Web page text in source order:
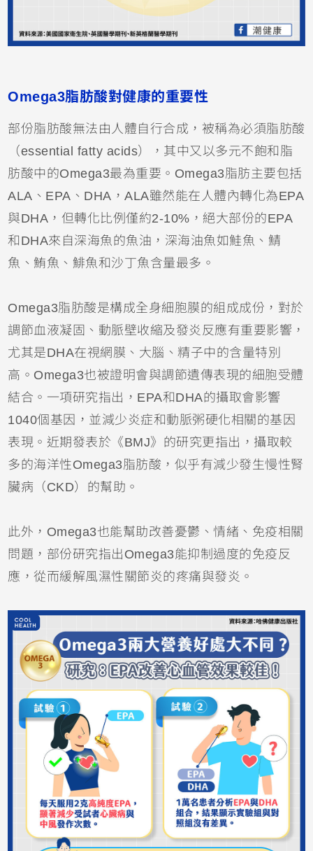
Omega3脂肪酸對健康的重要性
部份脂肪酸無法由人體自行合成，被稱為必須脂肪酸
（essential fatty acids），其中又以多元不飽和脂
肪酸中的Omega3最為重要。Omega3脂肪主要包括
ALA、EPA、DHA，ALA雖然能在人體內轉化為EPA
與DHA，但轉化比例僅約2-10%，絕大部份的EPA
和DHA來自深海魚的魚油，深海油魚如鮭魚、鯖
魚、鮪魚、鯡魚和沙丁魚含量最多。
Omega3脂肪酸是構成全身細胞膜的組成成份，對於
調節血液凝固、動脈壁收縮及發炎反應有重要影響，
尤其是DHA在視網膜、大腦、精子中的含量特別
高。Omega3也被證明會與調節遺傳表現的細胞受體
結合。一項研究指出，EPA和DHA的攝取會影響
1040個基因，並減少炎症和動脈粥硬化相關的基因
表現。近期發表於《BMJ》的研究更指出，攝取較
多的海洋性Omega3脂肪酸，似乎有減少發生慢性腎
臟病（CKD）的幫助。
此外，Omega3也能幫助改善憂鬱、情緒、免疫相關
問題，部份研究指出Omega3能抑制過度的免疫反
應，從而緩解風濕性關節炎的疼痛與發炎。